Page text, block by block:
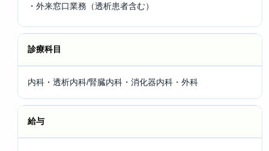
・外来窓口業務（透析患者含む）
診療科目
内科・透析内科/腎臓内科・消化器内科・外科
給与